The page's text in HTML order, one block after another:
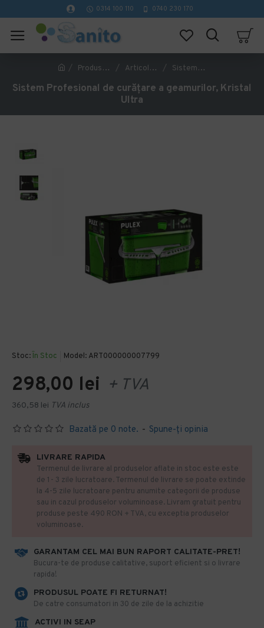
0314 100 110 0740 230 170
Produse de curatenie profesionale Articole de menaj si uz casnic Sistem Profesional de curățare a geamurilor, Kristal Ultra
Sistem Profesional de curățare a geamurilor, Kristal
Ultra
Stoc: În Stoc Model: ART000000007799
Bazată pe 0 note. - Spune-ţi opinia
298,00 lei + TVA
360,58 lei TVA inclus
GARANTAM CEL MAI BUN RAPORT CALITATE-PRET!
​Bucura-te de produse calitative, suport eficient si o livrare
rapida!
PRODUSUL POATE FI RETURNAT!
De catre consumatori in 30 de zile de la achizitie
ACTIVI IN SEAP
LIVRARE RAPIDA
Termenul de livrare al produselor aflate in stoc este este
de 1- 3 zile lucratoare. Termenul de livrare se poate extinde
la 4-5 zile lucratoare pentru anumite categorii de produse
sau in cazul produselor voluminoase. Livram gratuit pentru
produse peste 490 RON + TVA, cu exceptia produselor
voluminoase.